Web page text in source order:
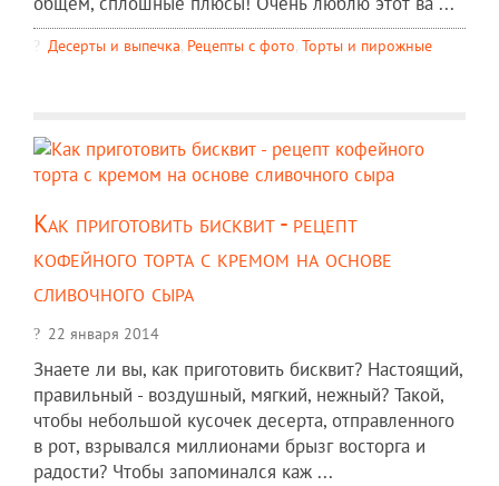
Десерты и выпечка, Рецепты c фото, Торты и пирожные
Как приготовить бисквит - рецепт
кофейного торта с кремом на основе
сливочного сыра
22 января 2014
Знаете ли вы, как приготовить бисквит? Настоящий,
правильный - воздушный, мягкий, нежный? Такой,
чтобы небольшой кусочек десерта, отправленного
в рот, взрывался миллионами брызг восторга и
радости? Чтобы запоминался каж ...